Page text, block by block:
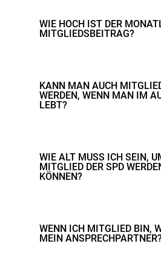
WIE HOCH IST DER
MITGLIEDSBEITRAG?
KANN MAN AUCH
WERDEN, WENN MAN IM
LEBT?
WIE ALT MUSS ICH SEIN,
MITGLIED DER SPD
KÖNNEN?
WENN ICH MITGLIED BIN,
MEIN